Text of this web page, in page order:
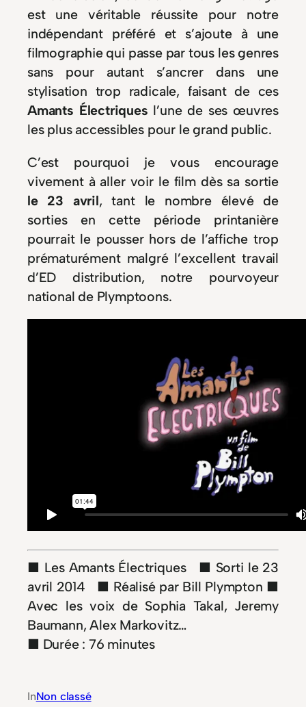
est une véritable réussite pour notre
indépendant préféré et s’ajoute à une
filmographie qui passe par tous les genres
sans pour autant s’ancrer dans une
stylisation trop radicale, faisant de ces
Amants Électriques l’une de ses œuvres
les plus accessibles pour le grand public.
C’est pourquoi je vous encourage
vivement à aller voir le film dès sa sortie
le 23 avril, tant le nombre élevé de
sorties en cette période printanière
pourrait le pousser hors de l’affiche trop
prématurément malgré l’excellent travail
d’ED distribution, notre pourvoyeur
national de Plymptoons.
■ Les Amants Électriques ■ Sorti le 23
avril 2014 ■ Réalisé par Bill Plympton ■
Avec les voix de Sophia Takal, Jeremy
Baumann, Alex Markovitz…
■ Durée : 76 minutes
InNon classé